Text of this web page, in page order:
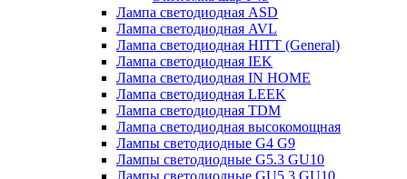
Лампа светодиодная ASD
Лампа светодиодная AVL
Лампа светодиодная HITT (General)
Лампа светодиодная IEK
Лампа светодиодная IN HOME
Лампа светодиодная LEEK
Лампа светодиодная TDM
Лампа светодиодная высокомощная
Лампы светодиодные G4 G9
Лампы светодиодные G5.3 GU10
Лампы светодиодные GU5.3 GU10